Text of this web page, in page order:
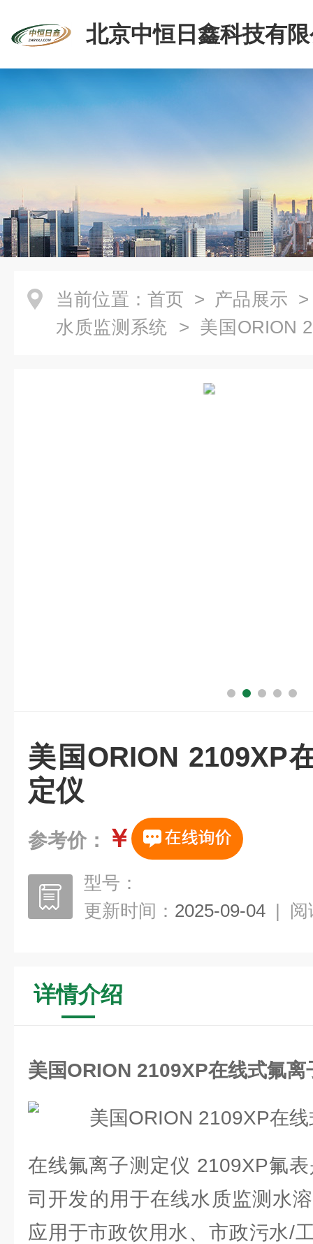
北京中恒日鑫科技有
当前位置： 首页 > 产品展示
水质监测系统 > 美国ORION
美国ORION 2109XP
定仪
参考价： ￥
型号：
更新时间： 2025-09-04 | 阅
详情介绍
美国ORION 2109XP在线式氟离
在线氟离子测定仪 2109XP氟
司开发的用于在线水质监测水
应用于市政饮用水、市政污水/